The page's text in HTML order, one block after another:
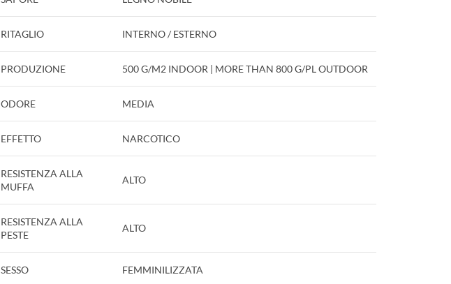
RITAGLIO INTERNO / ESTERNO
PRODUZIONE 500 G/M2 INDOOR | MORE THAN 800 G/PL OUTDOOR
ODORE MEDIA
EFFETTO NARCOTICO
RESISTENZA ALLA
MUFFA
ALTO
RESISTENZA ALLA
PESTE
ALTO
SESSO FEMMINILIZZATA